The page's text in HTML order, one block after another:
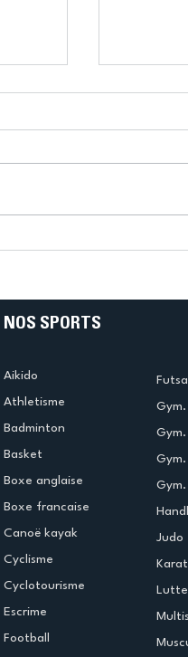
de
termine
NOS SPORTS
Aikido
Athletisme
Badminton
Basket
Boxe anglaise
Boxe francaise
Canoë kayak
Cyclisme
Cyclotourisme
Escrime
Football
Judo
Lutte